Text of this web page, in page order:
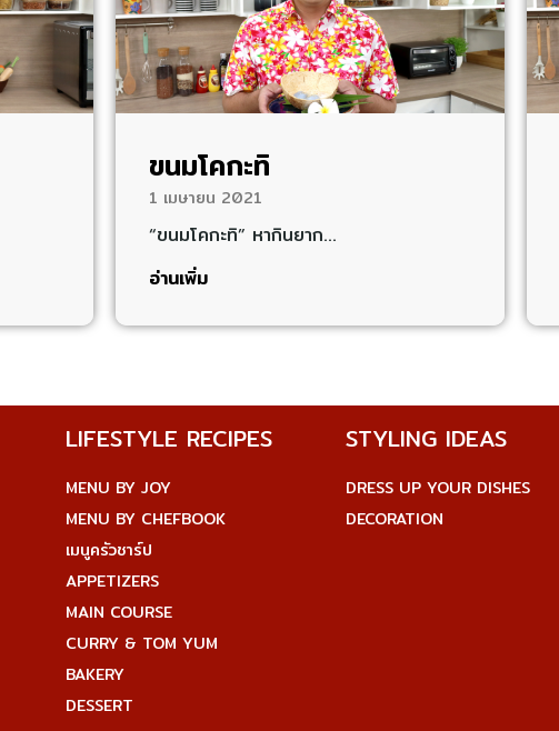
ขนมโคกะทิ
1 เมษายน 2021
“ขนมโคกะทิ” หากินยาก…
อ่านเพิ่ม
LIFESTYLE RECIPES
MENU BY JOY
MENU BY CHEFBOOK
เมนูครัวชาร์ป
APPETIZERS
MAIN COURSE
CURRY & TOM YUM
BAKERY
DESSERT
STYLING IDEAS
DRESS UP YOUR DISHES
DECORATION